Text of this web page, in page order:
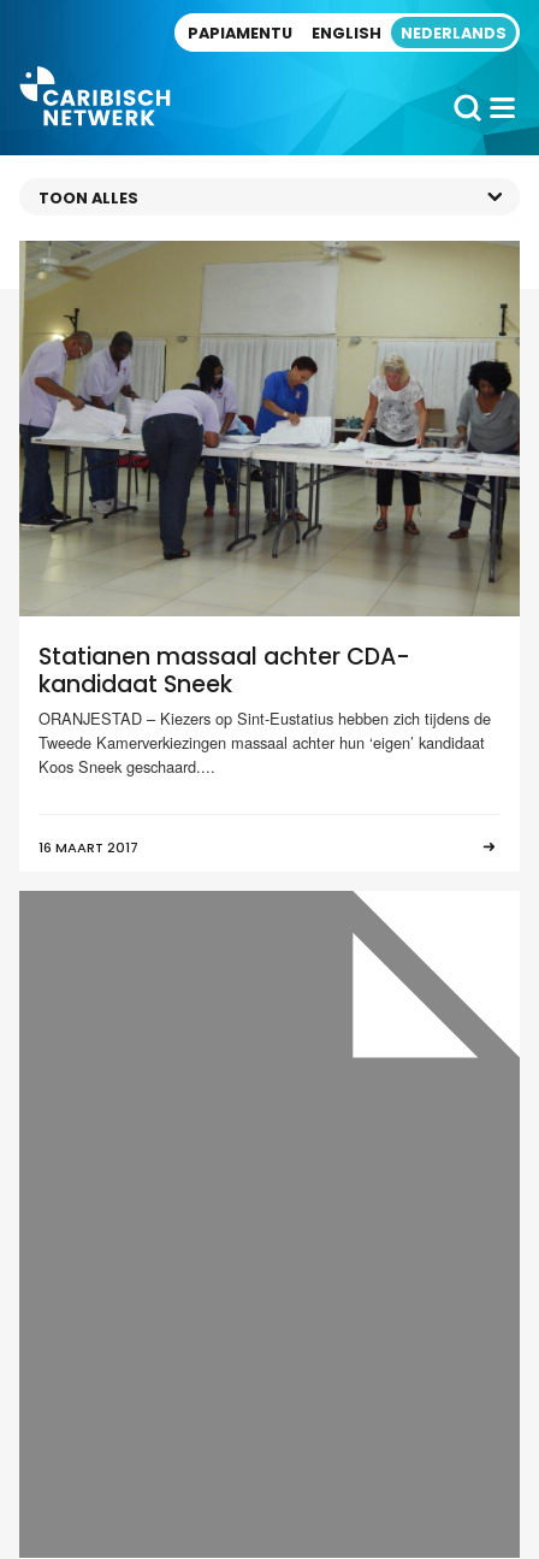
PAPIAMENTU ENGLISH NEDERLANDS
Statianen massaal achter CDA-
kandidaat Sneek
ORANJESTAD – Kiezers op Sint-Eustatius hebben zich tijdens de
Tweede Kamerverkiezingen massaal achter hun ‘eigen’ kandidaat
Koos Sneek geschaard....
16 MAART 2017